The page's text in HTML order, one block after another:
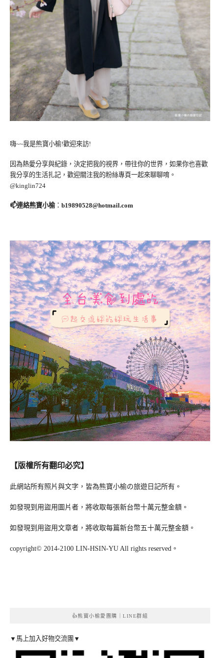
嗨~~我是熊寶小榆!歡迎來訪!
因為熱愛分享與紀錄，決定把我的視界，帶往你的世界，如果你也喜歡
我分享的生活扎記，歡迎關注我的粉絲專頁一起來聊聊唷。
@kinglin724
📫連絡熊寶小榆： b19890528@hotmail.com
【版權所有翻印必究】
此網站所有照片與文字，皆為熊寶小榆の旅遊日記所有。
如發現到用盜用圖片者，將收取每張新台幣十萬元整金額。
如發現到用盜用文章者，將收取每篇新台幣五十萬元整金額。
copyright© 2014-2100 LIN-HSIN-YU All rights reserved。
👍熊寶小榆愛團購｜LINE群組
▼馬上加入好物交流團▼